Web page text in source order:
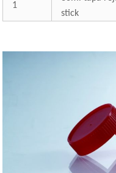
1
stick